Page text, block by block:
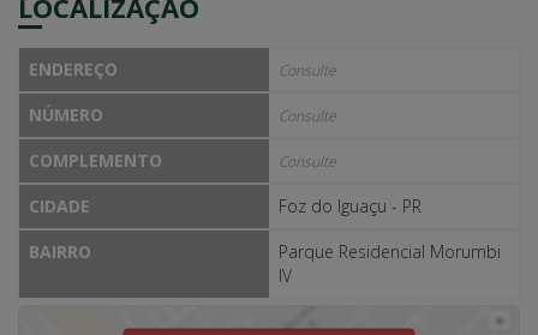
ENDEREÇO Consulte
NÚMERO Consulte
COMPLEMENTO Consulte
CIDADE
Foz do Iguaçu - PR
BAIRRO
Parque Residencial Morumbi
IV